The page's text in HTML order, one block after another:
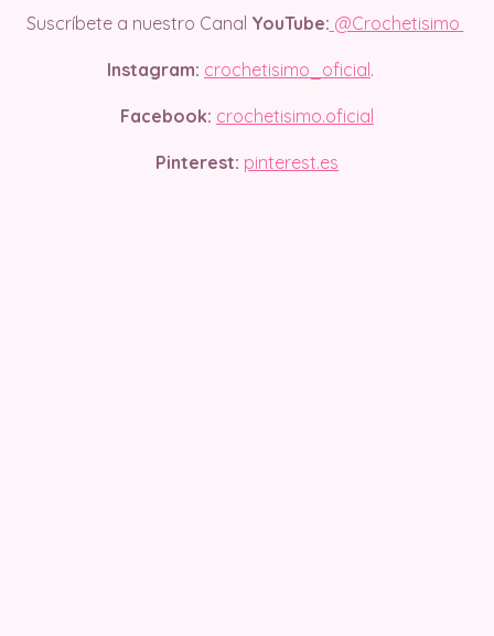
Suscríbete a nuestro Canal YouTube: @Crochetisimo
Instagram: crochetisimo_oficial .
Facebook: crochetisimo.oficial
Pinterest: pinterest.es